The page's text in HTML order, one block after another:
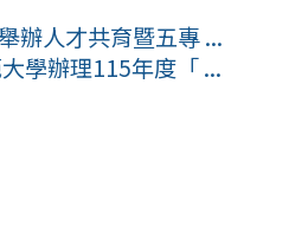
辦人才共育暨五專 ...
學辦理115年度「 ...